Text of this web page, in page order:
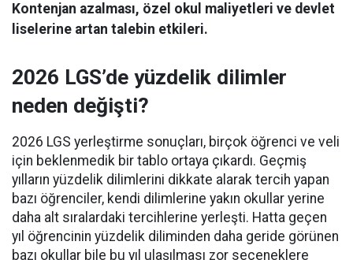
Kontenjan azalması, özel okul maliyetleri ve devlet
liselerine artan talebin etkileri.
2026 LGS’de yüzdelik dilimler
neden değişti?
2026 LGS yerleştirme sonuçları, birçok öğrenci ve veli
için beklenmedik bir tablo ortaya çıkardı. Geçmiş
yılların yüzdelik dilimlerini dikkate alarak tercih yapan
bazı öğrenciler, kendi dilimlerine yakın okullar yerine
daha alt sıralardaki tercihlerine yerleşti. Hatta geçen
yıl öğrencinin yüzdelik diliminden daha geride görünen
bazı okullar bile bu yıl ulaşılması zor seçeneklere